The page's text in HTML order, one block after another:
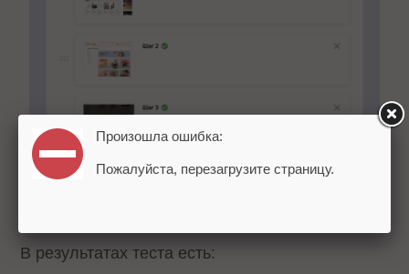
В результатах теста есть:
Произошла ошибка:
Пожалуйста, перезагрузите страницу.